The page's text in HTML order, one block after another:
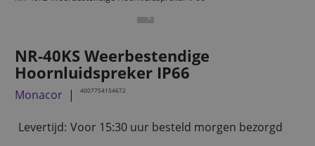
NR-40KS Weerbestendige
Hoornluidspreker IP66
Monacor 4007754154672
Levertijd: Voor 15:30 uur besteld morgen bezorgd